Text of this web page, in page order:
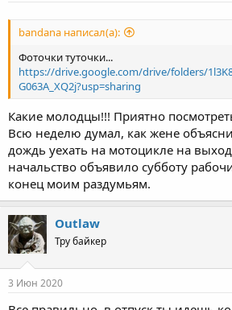
bandana написал(а):
Фоточки туточки...
https://drive.google.com/drive/folders/
G063A_XQ2j?usp=sharing
Какие молодцы!!! Приятно
Всю неделю думал, как жене
дождь уехать на мотоцикле на
начальство объявило субботу
конец моим раздумьям.
Outlaw
Тру байкер
3 Июн 2020